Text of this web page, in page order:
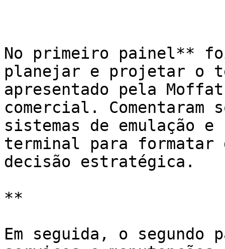
No primeiro painel**
planejar e projetar o
apresentado pela
comercial. Comentaram
sistemas de emulação
terminal para formatar
decisão estratégica.
**
Em seguida, o segundo